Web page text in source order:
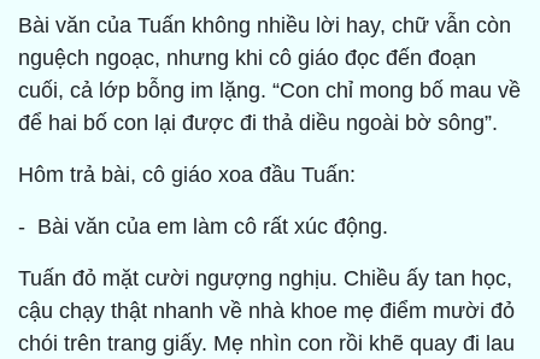
Bài văn của Tuấn không nhiều lời hay, chữ vẫn còn
nguệch ngoạc, nhưng khi cô giáo đọc đến đoạn
cuối, cả lớp bỗng im lặng. “Con chỉ mong bố mau về
để hai bố con lại được đi thả diều ngoài bờ sông”.
Hôm trả bài, cô giáo xoa đầu Tuấn:
- Bài văn của em làm cô rất xúc động.
Tuấn đỏ mặt cười ngượng nghịu. Chiều ấy tan học,
cậu chạy thật nhanh về nhà khoe mẹ điểm mười đỏ
chói trên trang giấy. Mẹ nhìn con rồi khẽ quay đi lau